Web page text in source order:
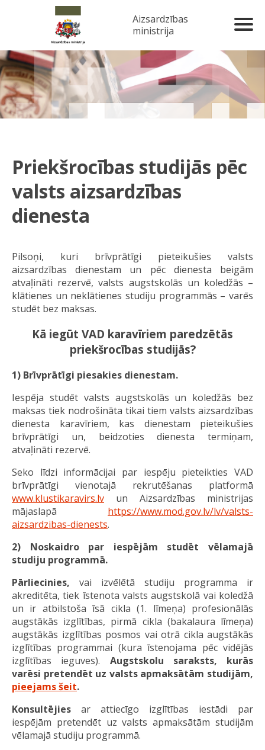
Aizsardzības
ministrija
Priekšrocības studijās pēc
valsts aizsardzības
dienesta
Pilsoņi, kuri brīvprātīgi pieteikušies valsts
aizsardzības dienestam un pēc dienesta beigām
atvaļināti rezervē, valsts augstskolās un koledžās –
klātienes un neklātienes studiju programmās – varēs
studēt bez maksas.
Kā iegūt VAD karavīriem paredzētās
priekšrocības studijās?
1) Brīvprātīgi piesakies dienestam.
Iespēja studēt valsts augstskolās un koledžās bez
maksas tiek nodrošināta tikai tiem valsts aizsardzības
dienesta karavīriem, kas dienestam pieteikušies
brīvprātīgi un, beidzoties dienesta termiņam,
atvaļināti rezervē.
Seko līdzi informācijai par iespēju pieteikties VAD
brīvprātīgi vienotajā rekrutēšanas platformā
www.klustikaravirs.lv un Aizsardzības ministrijas
mājaslapā https://www.mod.gov.lv/lv/valsts-
aizsardzibas-dienests.
2) Noskaidro par iespējām studēt vēlamajā
studiju programmā.
Pārliecinies, vai izvēlētā studiju programma ir
akreditēta, tiek īstenota valsts augstskolā vai koledžā
un ir atbilstoša īsā cikla (1. līmeņa) profesionālās
augstākās izglītības, pirmā cikla (bakalaura līmeņa)
augstākās izglītības posmos vai otrā cikla augstākās
izglītības programmai (kura īstenojama pēc vidējās
izglītības ieguves). Augstskolu saraksts, kurās
varēsi pretendēt uz valsts apmaksātām studijām,
pieejams šeit.
Konsultējies ar attiecīgo izglītības iestādi par
iespējām pretendēt uz valsts apmaksātām studijām
vēlamajā studiju programmā.